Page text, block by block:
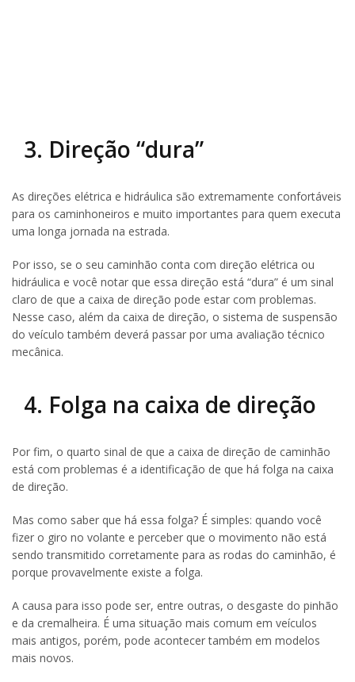
3. Direção “dura”
As direções elétrica e hidráulica são extremamente confortáveis
para os caminhoneiros e muito importantes para quem executa
uma longa jornada na estrada.
Por isso, se o seu caminhão conta com direção elétrica ou
hidráulica e você notar que essa direção está “dura” é um sinal
claro de que a caixa de direção pode estar com problemas.
Nesse caso, além da caixa de direção, o sistema de suspensão
do veículo também deverá passar por uma avaliação técnico
mecânica.
4. Folga na caixa de direção
Por fim, o quarto sinal de que a caixa de direção de caminhão
está com problemas é a identificação de que há folga na caixa
de direção.
Mas como saber que há essa folga? É simples: quando você
fizer o giro no volante e perceber que o movimento não está
sendo transmitido corretamente para as rodas do caminhão, é
porque provavelmente existe a folga.
A causa para isso pode ser, entre outras, o desgaste do pinhão
e da cremalheira. É uma situação mais comum em veículos
mais antigos, porém, pode acontecer também em modelos
mais novos.